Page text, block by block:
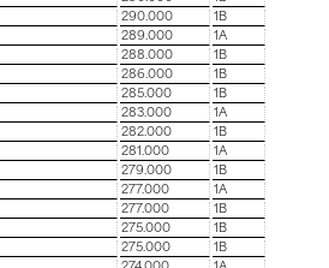
290.000
1B
289.000
1A
288.000
1B
286.000
1B
285.000
1B
283.000
1A
282.000
1B
281.000
1A
279.000
1B
277.000
1A
277.000
1B
275.000
1B
275.000
1B